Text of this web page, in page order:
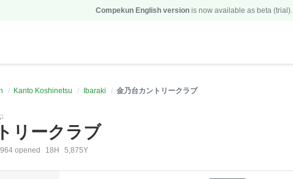
Compekun English versionis now available as beta (trial).
Kanto Koshinetsu Ibaraki 金乃台カントリークラブ
リークラブ
opened 18H 5,875Y